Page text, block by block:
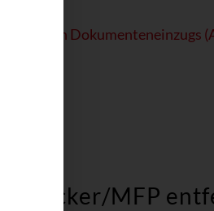
Dokumenteneinzugs
Drucker/MFP